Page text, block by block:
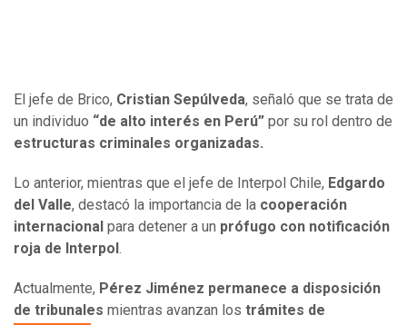
El jefe de Brico, Cristian Sepúlveda, señaló que se trata de
un individuo “de alto interés en Perú” por su rol dentro de
estructuras criminales organizadas.
Lo anterior, mientras que el jefe de Interpol Chile, Edgardo
del Valle, destacó la importancia de la cooperación
internacional para detener a un prófugo con notificación
roja de Interpol
Actualmente, Pérez Jiménez permanece a disposición
de tribunales mientras avanzan los trámites de